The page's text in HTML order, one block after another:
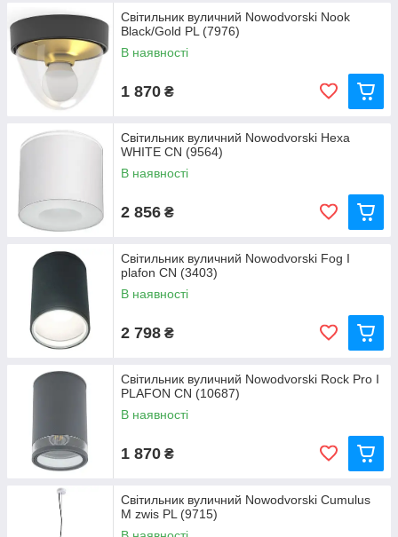
Світильник вуличний Nowodvorski Nook
Black/Gold PL (7976)
В наявності
1 870 ₴
Світильник вуличний Nowodvorski Hexa
WHITE CN (9564)
В наявності
2 856 ₴
Світильник вуличний Nowodvorski Fog I
plafon CN (3403)
В наявності
2 798 ₴
Світильник вуличний Nowodvorski Rock Pro I
PLAFON CN (10687)
В наявності
1 870 ₴
Світильник вуличний Nowodvorski Cumulus
M zwis PL (9715)